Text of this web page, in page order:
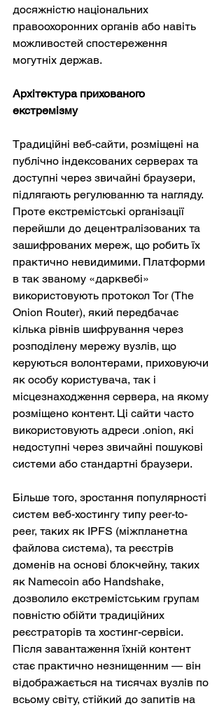
досяжністю національних
правоохоронних органів або навіть
можливостей спостереження
могутніх держав.
Архітектура прихованого
екстремізму
Традиційні веб-сайти, розміщені на
публічно індексованих серверах та
доступні через звичайні браузери,
підлягають регулюванню та нагляду.
Проте екстремістські організації
перейшли до децентралізованих та
зашифрованих мереж, що робить їх
практично невидимими. Платформи
в так званому «дарквебі»
використовують протокол Tor (The
Onion Router), який передбачає
кілька рівнів шифрування через
розподілену мережу вузлів, що
керуються волонтерами, приховуючи
як особу користувача, так і
місцезнаходження сервера, на якому
розміщено контент. Ці сайти часто
використовують адреси .onion, які
недоступні через звичайні пошукові
системи або стандартні браузери.
Більше того, зростання популярності
систем веб-хостингу типу peer-to-
peer, таких як IPFS (міжпланетна
файлова система), та реєстрів
доменів на основі блокчейну, таких
як Namecoin або Handshake,
дозволило екстремістським групам
повністю обійти традиційних
реєстраторів та хостинг-сервіси.
Після завантаження їхній контент
стає практично незнищенним — він
відображається на тисячах вузлів по
всьому світу, стійкий до запитів на